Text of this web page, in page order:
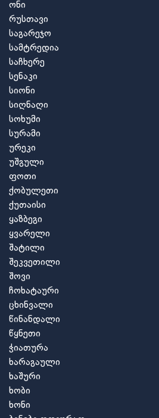
ონი
რუსთავი
საგარეჯო
სამტრედია
საჩხერე
სენაკი
სიონი
სიღნაღი
სოხუმი
სურამი
ურეკი
უშგული
ფოთი
ქობულეთი
ქუთაისი
ყაზბეგი
ყვარელი
შატილი
შეკვეთილი
შოვი
ჩოხატაური
ცხინვალი
წინანდალი
წყნეთი
ჭიათურა
ხარაგაული
ხაშური
ხობი
ხონი